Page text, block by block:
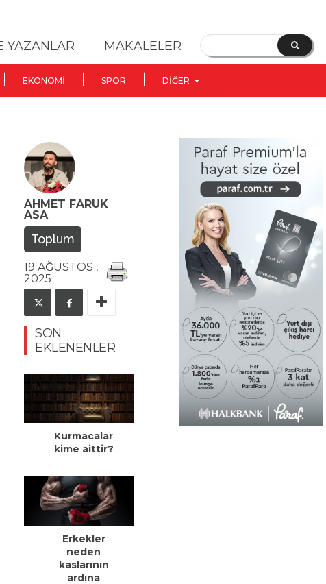
YAZANLAR MAKALELER
EKONOMI SPOR DIĞER
AHMET FARUK
ASA
Toplum
19 AĞUSTOS ,
2025
SON
EKLENENLER
Kurmacalar
kime aittir?
Erkekler
neden
kaslarının
ardına